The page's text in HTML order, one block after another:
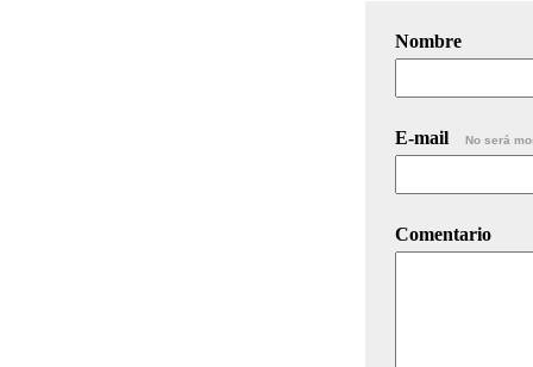
Nombre
E-mail No será
Comentario